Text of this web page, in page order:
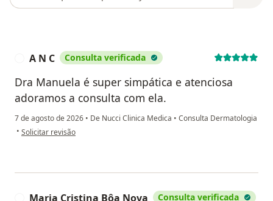
A N C Consulta verificada
Dra Manuela é super simpática e atenciosa
adoramos a consulta com ela.
7 de agosto de 2026 • De Nucci Clinica Medica • Consulta Dermatologia
• na opinião do utilizador A N C
Solicitar revisão
Maria Cristina Bôa Nova Consulta verificada